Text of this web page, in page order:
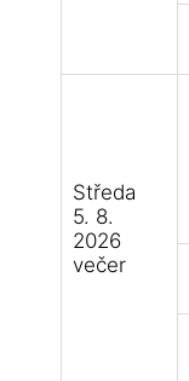
Středa
5. 8.
2026
večer